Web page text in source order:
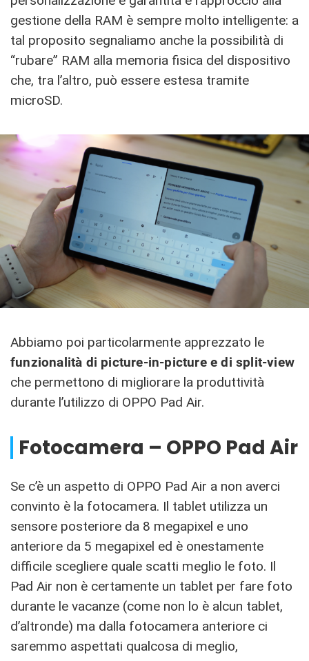
gestione della RAM è sempre molto intelligente: a
tal proposito segnaliamo anche la possibilità di
“rubare” RAM alla memoria fisica del dispositivo
che, tra l’altro, può essere estesa tramite
microSD.
Abbiamo poi particolarmente apprezzato le
funzionalità di picture-in-picture e di split-view
che permettono di migliorare la produttività
durante l’utilizzo di OPPO Pad Air.
Fotocamera – OPPO Pad Air
Se c’è un aspetto di OPPO Pad Air a non averci
convinto è la fotocamera. Il tablet utilizza un
sensore posteriore da 8 megapixel e uno
anteriore da 5 megapixel ed è onestamente
difficile scegliere quale scatti meglio le foto. Il
Pad Air non è certamente un tablet per fare foto
durante le vacanze (come non lo è alcun tablet,
d’altronde) ma dalla fotocamera anteriore ci
saremmo aspettati qualcosa di meglio,